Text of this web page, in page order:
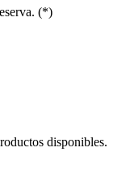
(*)
disponibles.